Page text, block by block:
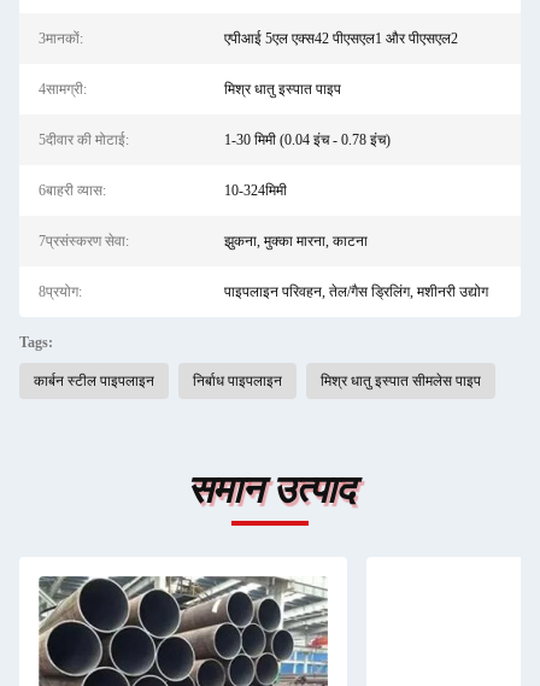
3मानकों: एपीआई 5एल एक्स42 पीएसएल1 और पीएसएल2
4सामग्री: मिश्र धातु इस्पात पाइप
5दीवार की मोटाई: 1-30 मिमी (0.04 इंच - 0.78 इंच)
6बाहरी व्यास: 10-324मिमी
7प्रसंस्करण सेवा: झुकना, मुक्का मारना, काटना
8प्रयोग: पाइपलाइन परिवहन, तेल/गैस ड्रिलिंग, मशीनरी उद्योग
Tags:
कार्बन स्टील पाइपलाइन निर्बाध पाइपलाइन मिश्र धातु इस्पात सीमलेस पाइप
समान उत्पाद